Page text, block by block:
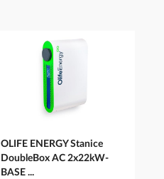
OLIFE ENERGY Stanice
DoubleBox AC 2x22kW-
BASE ...